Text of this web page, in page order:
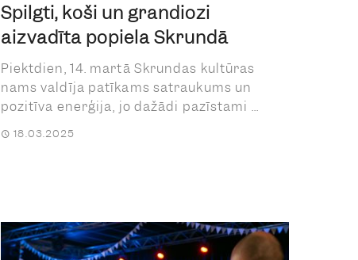
Spilgti, koši un grandiozi
aizvadīta popiela Skrundā
Piektdien, 14. martā Skrundas kultūras
nams valdīja patīkams satraukums un
pozitīva enerģija, jo dažādi pazīstami ...
18.03.2025